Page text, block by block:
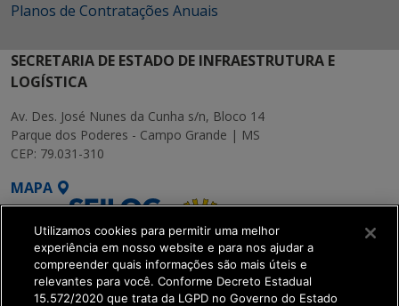
Planos de Contratações Anuais
SECRETARIA DE ESTADO DE INFRAESTRUTURA E
LOGÍSTICA
Av. Des. José Nunes da Cunha s/n, Bloco 14
Parque dos Poderes - Campo Grande | MS
CEP: 79.031-310
MAPA
Utilizamos cookies para permitir uma melhor
experiência em nosso website e para nos ajudar a
compreender quais informações são mais úteis e
relevantes para você. Conforme Decreto Estadual
15.572/2020 que trata da LGPD no Governo do Estado